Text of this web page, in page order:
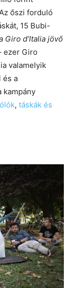
őszi forduló
15 Bubi-
Giro d’Italia jövő
ezer Giro
valamelyik
és a
kampány
, táskák és